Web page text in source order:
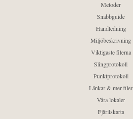
Metoder
Snabbguide
Handledning
Miljöbeskrivning
Viktigaste filerna
Slingprotokoll
Punktprotokoll
Länkar & mer filer
Våra lokaler
Fjärilskarta